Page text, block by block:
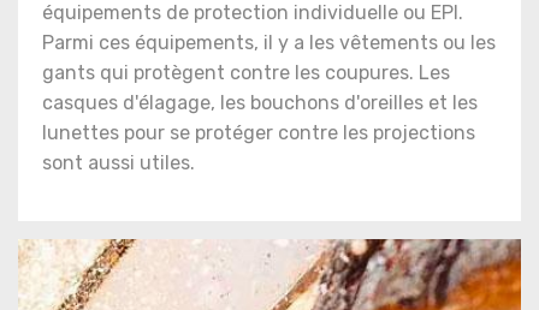
équipements de protection individuelle ou EPI.
Parmi ces équipements, il y a les vêtements ou les
gants qui protègent contre les coupures. Les
casques d'élagage, les bouchons d'oreilles et les
lunettes pour se protéger contre les projections
sont aussi utiles.